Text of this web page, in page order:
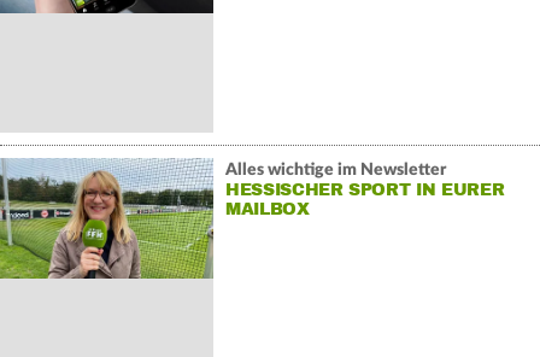
Alles wichtige im Newsletter
HESSISCHER SPORT IN EURER
MAILBOX